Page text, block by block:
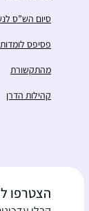
סיום הש”ס
פסיפס לומדות
מהתקשורת
קהילות הדרן
הצטרפו